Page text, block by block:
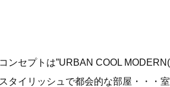
ンセプトは”URBAN COOL
タイリッシュで都会的な部屋・・・